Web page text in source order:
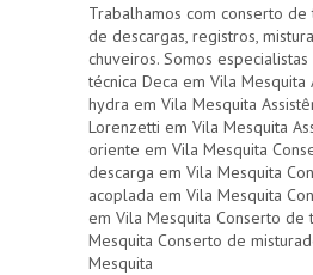
Trabalhamos com conserto de
de descargas, registros,
chuveiros. Somos especialistas
técnica Deca em Vila Mesquita
hydra em Vila Mesquita
Lorenzetti em Vila Mesquita
oriente em Vila Mesquita
descarga em Vila Mesquita
acoplada em Vila Mesquita
em Vila Mesquita Conserto de
Mesquita Conserto de
Mesquita